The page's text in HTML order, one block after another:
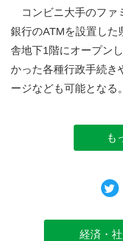
コンビニ大手のファ
銀行のATMを設置し
舎地下1階にオープン
かった各種行政手続き
ージなども可能となる。
も
経済・